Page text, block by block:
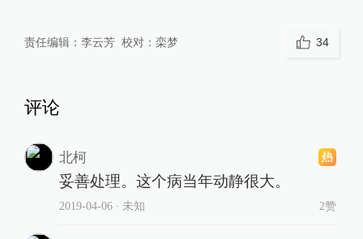
责任编辑： 李云芳 校对： 栾梦 34
评论
北柯
妥善处理。这个病当年动静很大。
2019-04-06∙ 未知 2赞